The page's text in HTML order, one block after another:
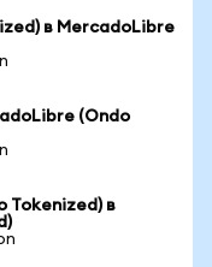
в MercadoLibre
(Ondo
Tokenized) в